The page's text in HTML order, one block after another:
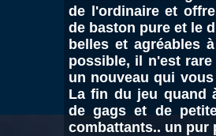
de l'ordinaire et
de baston pure et le
belles et agréables
possible, il n'est
un nouveau qui
La fin du jeu quand
de gags et de
combattants.. un pur